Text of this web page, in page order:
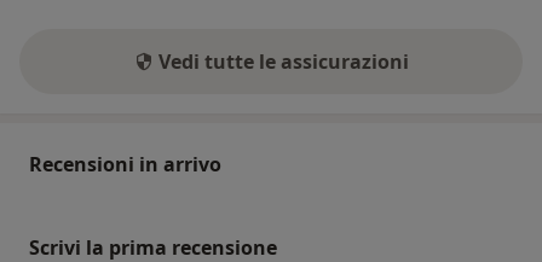
Vedi tutte le assicurazioni
Recensioni in arrivo
Scrivi la prima recensione